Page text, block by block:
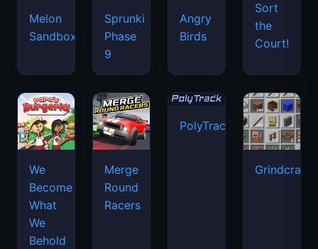
Melon
Sandbox
Sprunki
Phase
9
Angry
Birds
Sort
the
Court!
We
Become
What
We
Behold
Merge
Round
Racers
PolyTrack
Grindcraft